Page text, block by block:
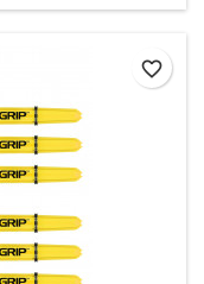
favorite_border